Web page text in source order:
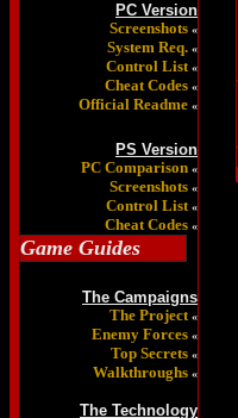
PC Version
Screenshots «
System Req. «
Control List «
Cheat Codes «
Official Readme «
PS Version
PC Comparison «
Screenshots «
Control List «
Cheat Codes «
Game Guides
The Campaigns
The Project «
Enemy Forces «
Top Secrets «
Walkthroughs «
The Technology